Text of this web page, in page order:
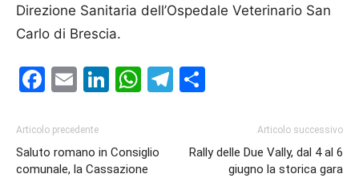
Direzione Sanitaria dell’Ospedale Veterinario San
Carlo di Brescia.
Facebook
EmailLinkedIn
WhatsApp
Telegram
Articolo precedente
Saluto romano in Consiglio
comunale, la Cassazione
Articolo successivo
Rally delle Due Vally, dal 4 al 6
giugno la storica gara